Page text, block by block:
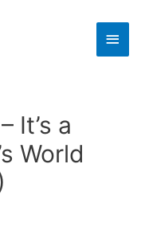
It’s a
World